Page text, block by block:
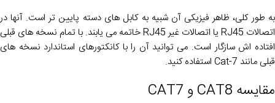
به طور کلی، ظاهر فیزیکی آن شبیه به کابل های دسته پایین تر است. آنها در
اتصالات RJ45 یا اتصالات غیر RJ45 خاتمه می یابند. با تمام نسخه های قبلی
افتاده اش سازگار است. می توانید آن را با کانکتورهای استاندارد نسخه های
قبلی مانند Cat-7 استفاده کنید.
مقایسه CAT8 و CAT7